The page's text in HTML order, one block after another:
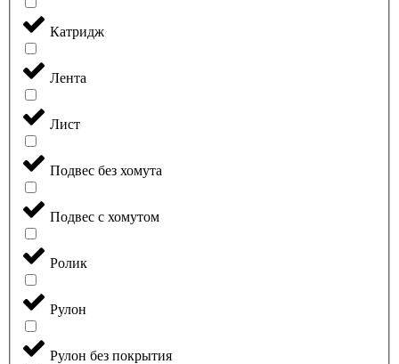
Катридж
Лента
Лист
Подвес без хомута
Подвес с хомутом
Ролик
Рулон
Рулон без покрытия